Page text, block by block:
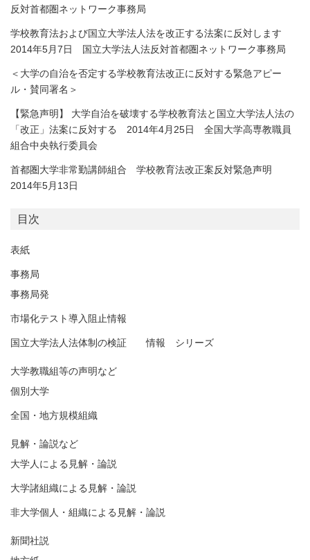
反対首都圏ネットワーク事務局
学校教育法および国立大学法人法を改正する法案に反対します
2014年5月7日 国立大学法人法反対首都圏ネットワーク事務局
＜大学の自治を否定する学校教育法改正に反対する緊急アピー
ル・賛同署名＞
【緊急声明】 大学自治を破壊する学校教育法と国立大学法人法の
「改正」法案に反対する 2014年4月25日 全国大学高専教職員
組合中央執行委員会
首都圏大学非常勤講師組合 学校教育法改正案反対緊急声明
2014年5月13日
目次
表紙
事務局
事務局発
市場化テスト導入阻止情報
国立大学法人法体制の検証 情報 シリーズ
大学教職組等の声明など
個別大学
全国・地方規模組織
見解・論説など
大学人による見解・論説
大学諸組織による見解・論説
非大学個人・組織による見解・論説
新聞社説